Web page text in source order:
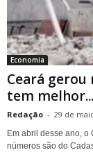
Economia
Ceará gerou
tem melhor...
Redação - 29 de
Em abril desse ano, o
números são do